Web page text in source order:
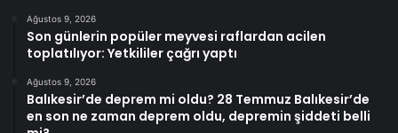
Ağustos 9, 2026
Son günlerin popüler meyvesi raflardan acilen
toplatılıyor: Yetkililer çağrı yaptı
Ağustos 9, 2026
Balıkesir’de deprem mi oldu? 28 Temmuz Balıkesir’de
en son ne zaman deprem oldu, depremin şiddeti belli